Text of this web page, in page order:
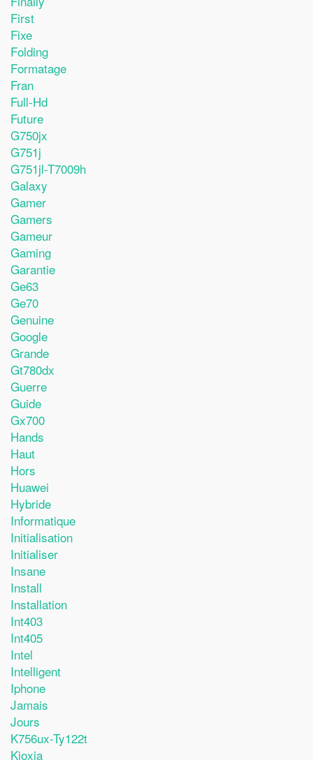
First
Fixe
Folding
Formatage
Fran
Full-Hd
Future
G750jx
G751j
G751jl-T7009h
Galaxy
Gamer
Gamers
Gameur
Gaming
Garantie
Ge63
Ge70
Genuine
Google
Grande
Gt780dx
Guerre
Guide
Gx700
Hands
Haut
Hors
Huawei
Hybride
Informatique
Initialisation
Initialiser
Insane
Install
Installation
Int403
Int405
Intel
Intelligent
Iphone
Jamais
Jours
K756ux-Ty122t
Kioxia